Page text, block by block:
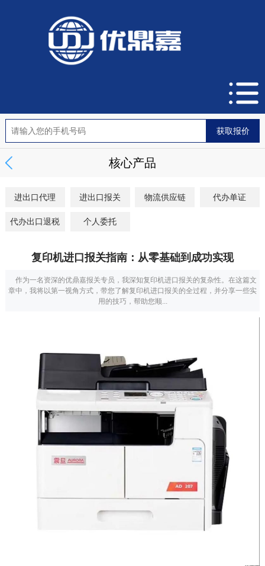
核心产品
进出口代理 进出口报关 物流供应链 代办单证
代办出口退税 个人委托
复印机进口报关指南：从零基础到成功实现
作为一名资深的优鼎嘉报关专员，我深知复印机进口报关的复杂性。在这篇文
章中，我将以第一视角方式，带您了解复印机进口报关的全过程，并分享一些实
用的技巧，帮助您顺...